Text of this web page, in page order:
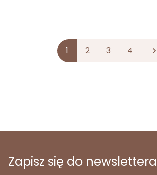
1 2 3 4 
Zapisz się do newslettera